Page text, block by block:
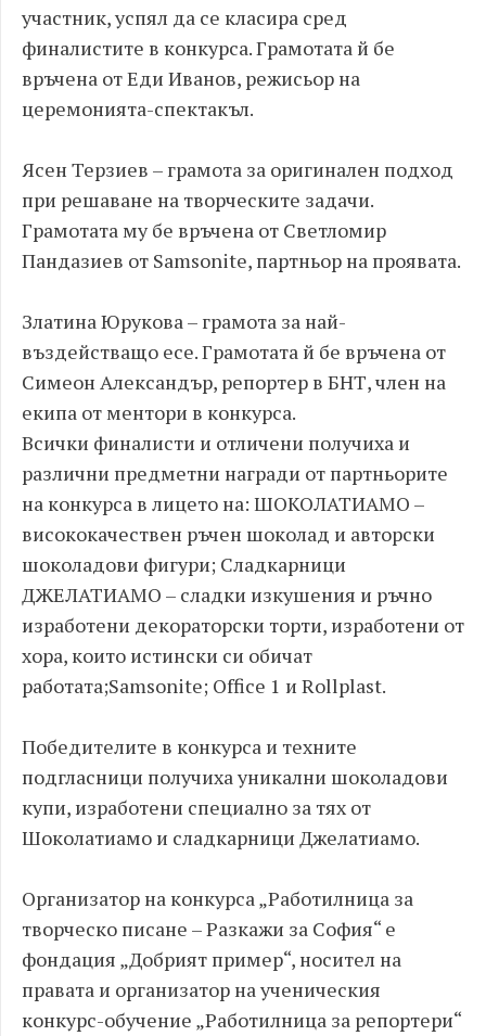
участник, успял да се класира сред
финалистите в конкурса. Грамотата й бе
връчена от Еди Иванов, режисьор на
церемонията-спектакъл.
Ясен Терзиев – грамота за оригинален подход
при решаване на творческите задачи.
Грамотата му бе връчена от Светломир
Пандазиев от Samsonite, партньор на проявата.
Златина Юрукова – грамота за най-
въздействащо есе. Грамотата й бе връчена от
Симеон Александър, репортер в БНТ, член на
екипа от ментори в конкурса.
Всички финалисти и отличени получиха и
различни предметни награди от партньорите
на конкурса в лицето на: ШОКОЛАТИАМО –
висококачествен ръчен шоколад и авторски
шоколадови фигури; Сладкарници
ДЖЕЛАТИАМО – сладки изкушения и ръчно
изработени декораторски торти, изработени от
хора, които истински си обичат
работата;Samsonite; Office 1 и Rollplast.
Победителите в конкурса и техните
подгласници получиха уникални шоколадови
купи, изработени специално за тях от
Шоколатиамо и сладкарници Джелатиамо.
Организатор на конкурса „Работилница за
творческо писане – Разкажи за София“ е
фондация „Добрият пример“, носител на
правата и организатор на ученическия
конкурс-обучение „Работилница за репортери“